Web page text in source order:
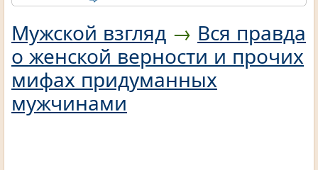
Мужской взгляд → Вся правда
о женской верности и прочих
мифах придуманных
мужчинами